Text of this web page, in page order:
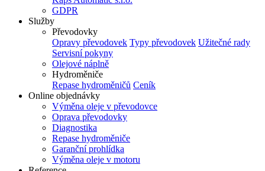
GDPR
Služby
Převodovky
Opravy převodovek Typy převodovek Užitečné rady
Servisní pokyny
Olejové náplně
Hydroměniče
Repase hydroměničů Ceník
Online objednávky
Výměna oleje v převodovce
Oprava převodovky
Diagnostika
Repase hydroměniče
Garanční prohlídka
Výměna oleje v motoru